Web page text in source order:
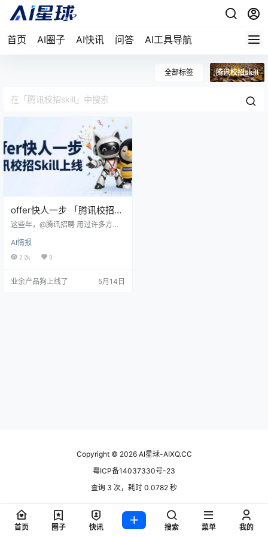
首页 AI圈子 AI快讯 问答 AI工具导航
全部标签 腾讯校招skill
offer快人一步 「腾讯校招
Skill」上线WorkBuddy
这些年，@腾讯招聘 用过许多方式
直播、网页、线下活动……但坦白
讲，很难为所有人提供量身定制的
园招聘 Skill」今日上线。 它基于腾
AI情报
2.2k 0
业余产品狗上线了 5月14日
Copyright © 2026AI星球-AIXQ.CC
粤ICP备14037330号-23
查询 3 次，耗时 0.0782 秒
首页 圈子 快讯 搜索 菜单 我的